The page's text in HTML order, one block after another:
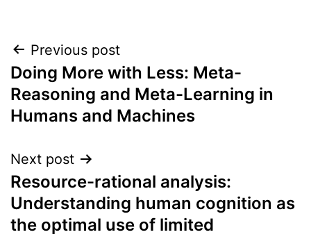
Post
navigation
Previous post
Doing More with Less: Meta-
Reasoning and Meta-Learning in
Humans and Machines
Next post
Resource-rational analysis:
Understanding human cognition as
the optimal use of limited